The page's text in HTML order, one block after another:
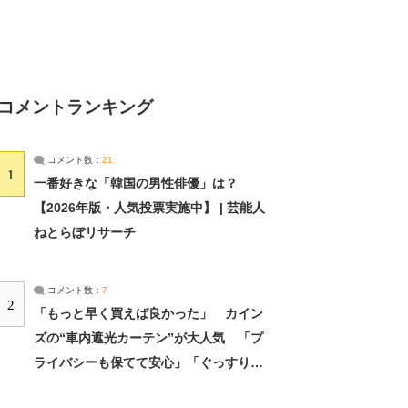
メントランキング
1
コメント数： 21
一番好きな「韓国の男性俳優」は？
【2026年版・人気投票実施中】 | 芸能人
ねとらぼリサーチ
2
コメント数： 7
「もっと早く買えば良かった」 カイン
ズの“車内遮光カーテン”が大人気 「プ
ライバシーも保てて安心」「ぐっすり眠